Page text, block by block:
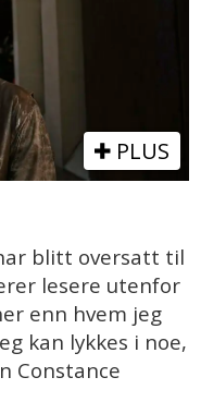
PLUS
blitt oversatt til
lesere utenfor
enn hvem jeg
kan lykkes i noe,
Constance